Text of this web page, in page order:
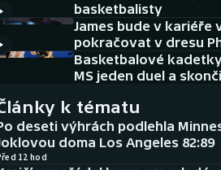
Aplikace ČT sport
AZ kvíz
basketbalisty
James bude v kariéře
pokračovat v dresu
Basketbalové
MS jeden duel a
k tématu
deseti výhrách podlehla
doma Los Angeles 82:89
12 hod